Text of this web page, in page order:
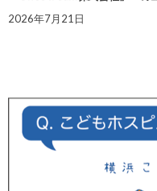
2026年7月21日